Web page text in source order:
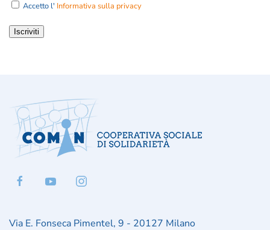
Accetto l' Informativa sulla privacy
Iscriviti
Via E. Fonseca Pimentel, 9 - 20127 Milano